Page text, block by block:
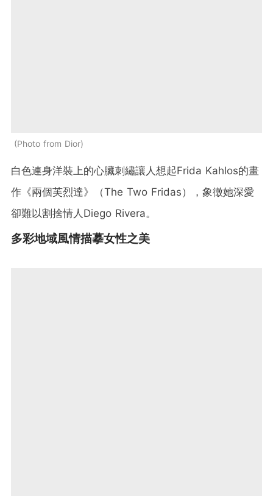
Photo from Dior
白色連身洋裝上的心臟刺繡讓人想起Frida Kahlos的畫
作《兩個芙烈達》（The Two Fridas），象徵她深愛
卻難以割捨情人Diego Rivera。
多彩地域風情描摹女性之美